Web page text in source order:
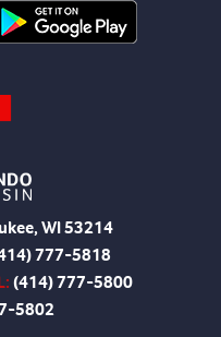
WI 53214
777-5818
(414) 777-5800
5802